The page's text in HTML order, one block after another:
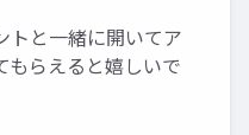
トと一緒に開いてア
もらえると嬉しいで